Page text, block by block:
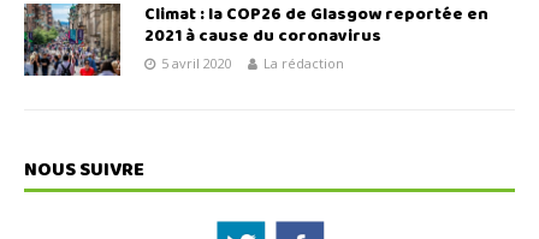
Climat : la COP26 de Glasgow reportée en
2021 à cause du coronavirus
5 avril 2020 La rédaction
NOUS SUIVRE